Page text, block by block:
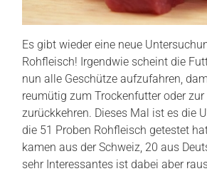
Es gibt wieder eine neue
Rohfleisch! Irgendwie scheint die
nun alle Geschütze aufzufahren,
reumütig zum Trockenfutter oder zur
zurückkehren. Dieses Mal ist es die
die 51 Proben Rohfleisch getestet
kamen aus der Schweiz, 20 aus
sehr Interessantes ist dabei aber